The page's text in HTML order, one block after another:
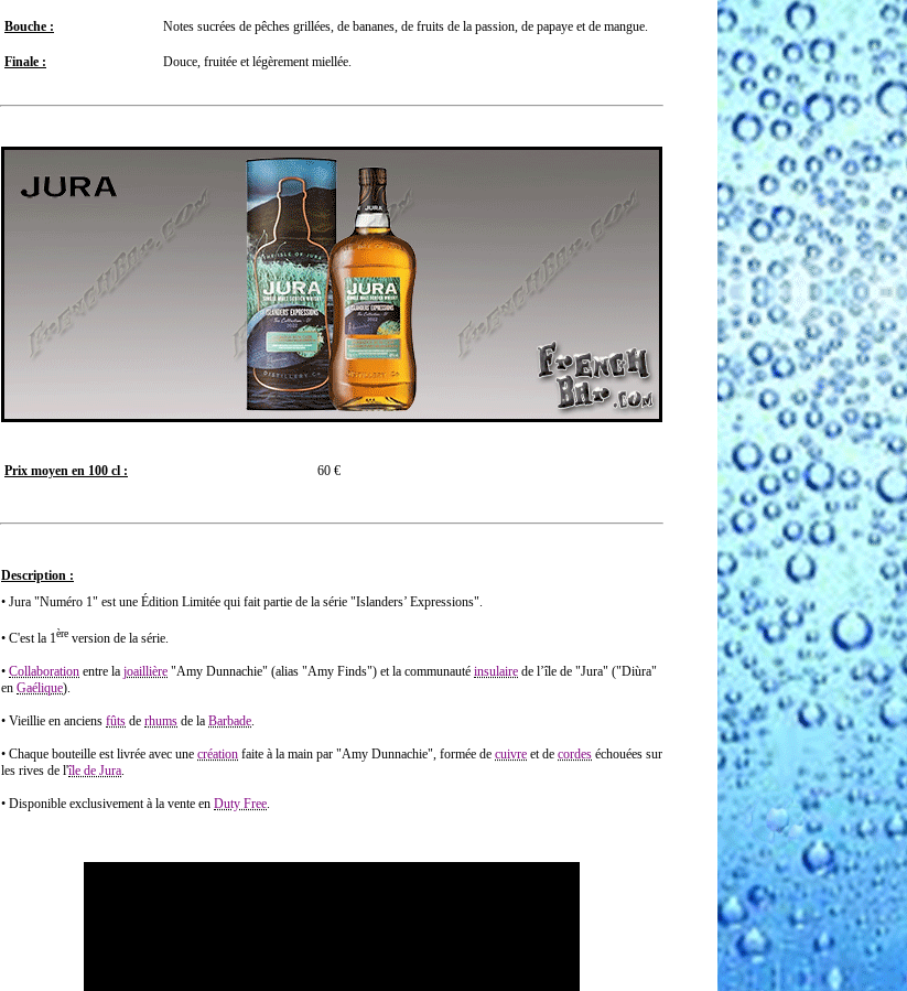
Bouche : Notes sucrées de pêches grillées, de bananes, de fruits de la passion, de papaye et de mangue.
Finale : Douce, fruitée et légèrement miellée.
Prix moyen en 100 cl : 60 €
Description :
• Jura "Numéro 1" est une Édition Limitée qui fait partie de la série "Islanders’ Expressions".
• C'est la 1ère version de la série.
• Collaboration entre la joaillière "Amy Dunnachie" (alias "Amy Finds") et la communauté insulaire de l’île de "Jura" ("Diùra"
en Gaélique).
• Vieillie en anciens fûts de rhums de la Barbade.
• Chaque bouteille est livrée avec une création faite à la main par "Amy Dunnachie", formée de cuivre et de cordes échouées sur
les rives de l'île de Jura.
• Disponible exclusivement à la vente en Duty Free.